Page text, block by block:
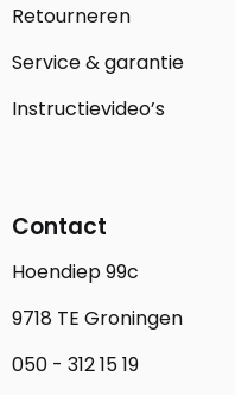
Retourneren
Service & garantie
Instructievideo’s
Contact
Hoendiep 99c
9718 TE Groningen
050 - 312 15 19